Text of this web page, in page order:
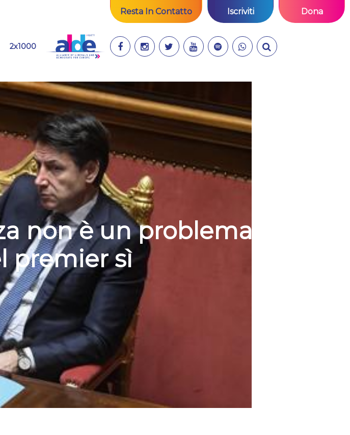
Resta In Contatto Iscriviti Dona
2x1000
non è un problema, i
premier sì